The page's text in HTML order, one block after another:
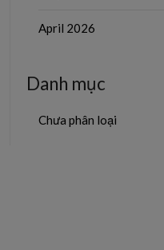
April 2026
Danh mục
Chưa phân loại